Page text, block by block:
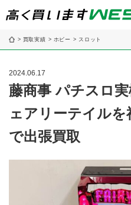
まずはお気軽
査定をご依頼
買取専
9:00〜
24時間365日受付
簡単操作！
買取実績 ホビー スロット
2024.06.17
藤商事 パチスロ
ェアリーテイルを
で出張買取